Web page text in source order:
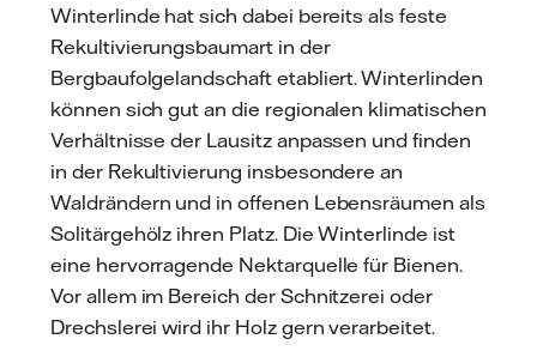
Winterlinde hat sich dabei bereits als feste
Rekultivierungsbaumart in der
Bergbaufolgelandschaft etabliert. Winterlinden
können sich gut an die regionalen klimatischen
Verhältnisse der Lausitz anpassen und finden
in der Rekultivierung insbesondere an
Waldrändern und in offenen Lebensräumen als
Solitärgehölz ihren Platz. Die Winterlinde ist
eine hervorragende Nektarquelle für Bienen.
Vor allem im Bereich der Schnitzerei oder
Drechslerei wird ihr Holz gern verarbeitet.